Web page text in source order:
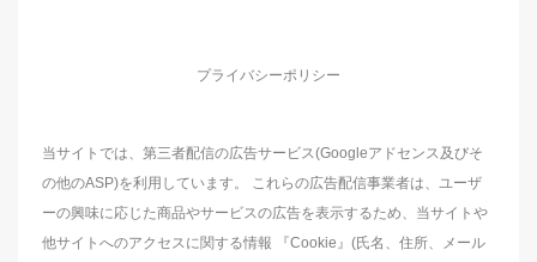
プライバシーポリシー
当サイトでは、第三者配信の広告サービス(Googleアドセンス及びそ
の他のASP)を利用しています。 これらの広告配信事業者は、ユーザ
ーの興味に応じた商品やサービスの広告を表示するため、当サイトや
他サイトへのアクセスに関する情報 『Cookie』(氏名、住所、メール